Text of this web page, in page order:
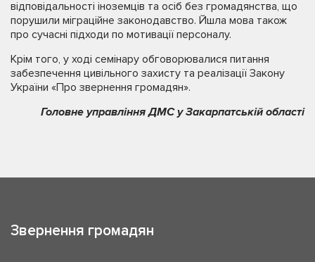
відповідальності іноземців та осіб без громадянства, що
порушили міграційне законодавство. Йшла мова також
про сучасні підходи по мотивації персоналу.
Крім того, у ході семінару обговорювалися питання
забезпечення цивільного захисту та реалізації Закону
України «Про звернення громадян».
Головне управління ДМС у Закарпатській області
Звернення громадян